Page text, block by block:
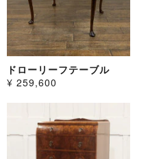
ドローリーフテーブル
¥ 259,600